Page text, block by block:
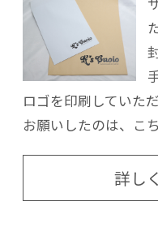
ロゴを印刷していた
お願いしたのは、こ
詳し